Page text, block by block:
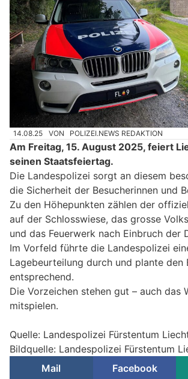
14.08.25 VON POLIZEI.NEWS REDAKTION
Am Freitag, 15. August 2025, feiert
seinen Staatsfeiertag.
Die Landespolizei sorgt an diesem
die Sicherheit der Besucherinnen und
Zu den Höhepunkten zählen der
auf der Schlosswiese, das grosse
und das Feuerwerk nach Einbruch der
Im Vorfeld führte die Landespolizei
Lagebeurteilung durch und plante den
entsprechend.
Die Vorzeichen stehen gut – auch das
mitspielen.
Quelle: Landespolizei Fürstentum
Bildquelle: Landespolizei Fürstentum
Mail
Facebook